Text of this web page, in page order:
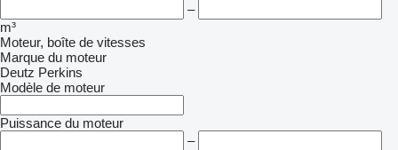
–
m³
Moteur, boîte de vitesses
Marque du moteur
Deutz Perkins
Modèle de moteur
Puissance du moteur
–